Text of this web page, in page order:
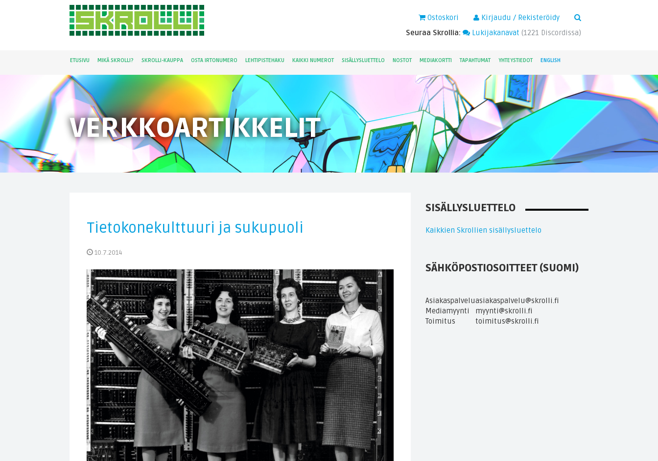
Kirjaudu / Rekisteröidy
Ostoskori
Seuraa Skrollia:
Lukijakanavat (1221 Discordissa)
ETUSIVU MIKÄ SKROLLI? SKROLLI-KAUPPA OSTA IRTONUMERO LEHTIPISTEHAKU KAIKKI NUMEROT SISÄLLYSLUETTELO NOSTOT MEDIAKORTTI TAPAHTUMAT YHTEYSTIEDOT ENGLISH
VERKKOARTIKKELIT
Tietokonekulttuuri ja sukupuoli
10.7.2014
SISÄLLYSLUETTELO
Kaikkien Skrollien sisällysluettelo
SÄHKÖPOSTIOSOITTEET (SUOMI)
Asiakaspalveluasiakaspalvelu@skrolli.fi
Mediamyynti
myynti@skrolli.fi
Toimitus
toimitus@skrolli.fi